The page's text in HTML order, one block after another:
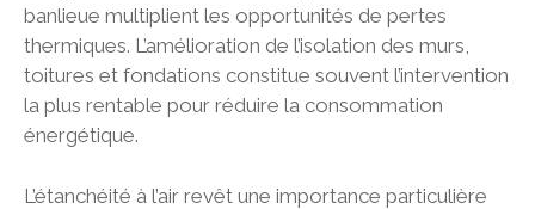
banlieue multiplient les opportunités de pertes
thermiques. L’amélioration de l’isolation des murs,
toitures et fondations constitue souvent l’intervention
la plus rentable pour réduire la consommation
énergétique.
L’étanchéité à l’air revêt une importance particulière